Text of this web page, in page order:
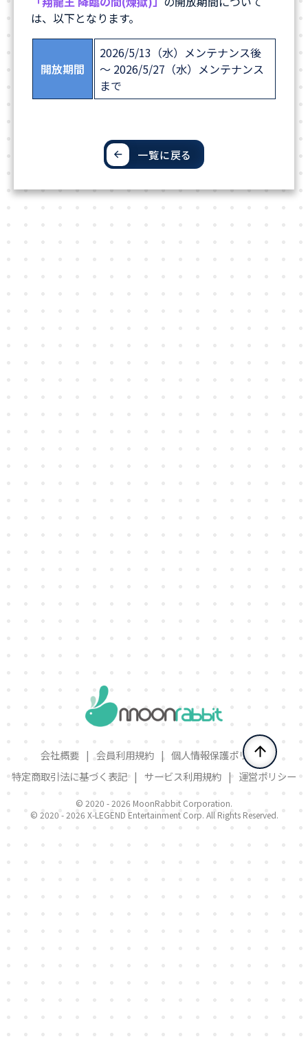
は、以下となります。
開放期間
2026/5/13（水）メンテナンス後
～ 2026/5/27（水）メンテナンス
まで
一覧に戻る
会社概要 | 会員利用規約 | 個人情報保護ポリシー
特定商取引法に基づく表記 | サービス利用規約 | 運営ポリシー
© 2020 -2026 MoonRabbit Corporation.
© 2020 -2026 X-LEGEND Entertainment Corp. All Rights Reserved.